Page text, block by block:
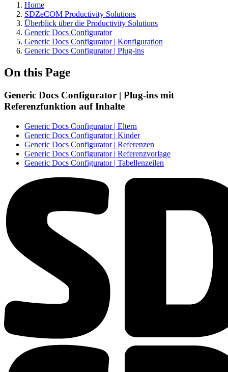
Home
SDZeCOM Productivity Solutions
Überblick über die Productivity Solutions
Generic Docs Configurator
Generic Docs Configurator | Konfiguration
Generic Docs Configurator | Plug-ins
On this Page
Generic Docs Configurator | Plug-ins mit
Referenzfunktion auf Inhalte
Generic Docs Configurator | Eltern
Generic Docs Configurator | Kinder
Generic Docs Configurator | Referenzen
Generic Docs Configurator | Referenzvorlage
Generic Docs Configurator | Tabellenzeilen